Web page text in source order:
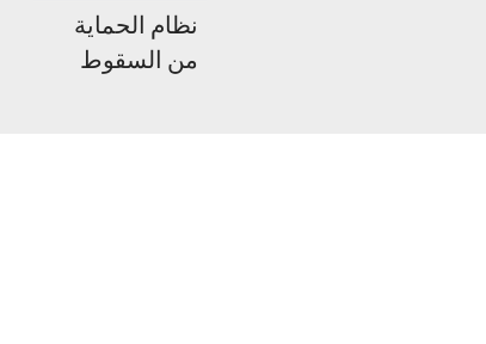
نظام الحماية
من السقوط